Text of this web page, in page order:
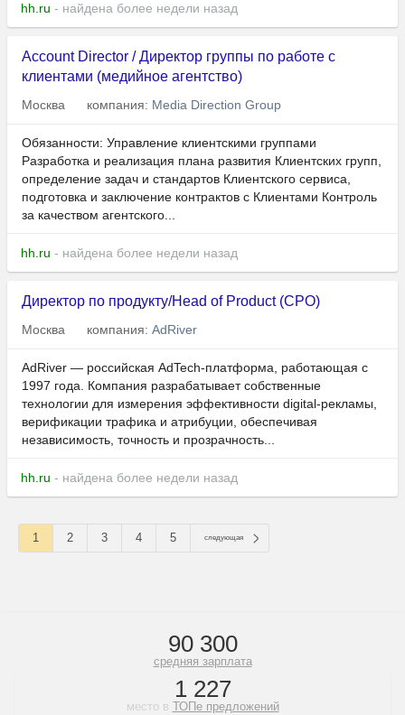
hh.ru - найдена более недели назад
Account Director / Директор группы по работе с
клиентами (медийное агентство)
Москва компания: Media Direction Group
Обязанности: Управление клиентскими группами
Разработка и реализация плана развития Клиентских групп,
определение задач и стандартов Клиентского сервиса,
подготовка и заключение контрактов с Клиентами Контроль
за качеством агентского...
hh.ru - найдена более недели назад
Директор по продукту/Head of Product (CPO)
Москва компания: AdRiver
AdRiver — российская AdTech-платформа, работающая с
1997 года. Компания разрабатывает собственные
технологии для измерения эффективности digital-рекламы,
верификации трафика и атрибуции, обеспечивая
независимость, точность и прозрачность...
hh.ru - найдена более недели назад
1 2 3 4 5 следующая
90 300
средняя зарплата
1 227
место в ТОПе предложений